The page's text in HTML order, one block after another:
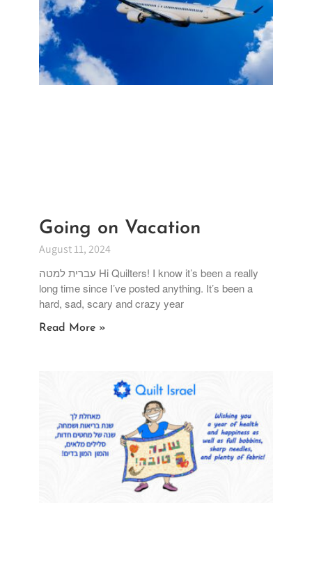
Going on Vacation
August 11, 2024
עברית למטה Hi Quilters! I know it’s been a really
long time since I’ve posted anything. It’s been a
hard, sad, scary and crazy year
Read More »